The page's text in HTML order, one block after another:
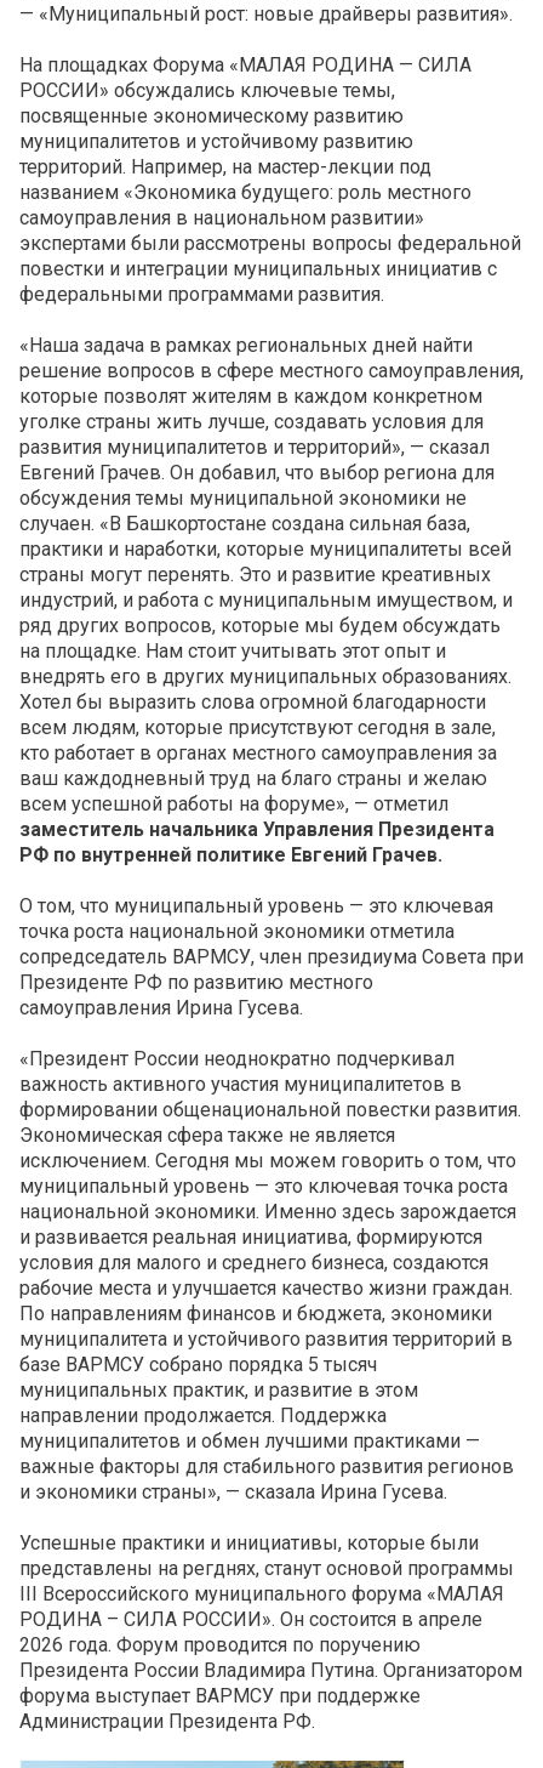
— «Муниципальный рост: новые драйверы развития».
На площадках Форума «МАЛАЯ РОДИНА — СИЛА
РОССИИ» обсуждались ключевые темы,
посвященные экономическому развитию
муниципалитетов и устойчивому развитию
территорий. Например, на мастер-лекции под
названием «Экономика будущего: роль местного
самоуправления в национальном развитии»
экспертами были рассмотрены вопросы федеральной
повестки и интеграции муниципальных инициатив с
федеральными программами развития.
«Наша задача в рамках региональных дней найти
решение вопросов в сфере местного самоуправления,
которые позволят жителям в каждом конкретном
уголке страны жить лучше, создавать условия для
развития муниципалитетов и территорий», — сказал
Евгений Грачев. Он добавил, что выбор региона для
обсуждения темы муниципальной экономики не
случаен. «В Башкортостане создана сильная база,
практики и наработки, которые муниципалитеты всей
страны могут перенять. Это и развитие креативных
индустрий, и работа с муниципальным имуществом, и
ряд других вопросов, которые мы будем обсуждать
на площадке. Нам стоит учитывать этот опыт и
внедрять его в других муниципальных образованиях.
Хотел бы выразить слова огромной благодарности
всем людям, которые присутствуют сегодня в зале,
кто работает в органах местного самоуправления за
ваш каждодневный труд на благо страны и желаю
всем успешной работы на форуме», — отметил
заместитель начальника Управления Президента
РФ по внутренней политике Евгений Грачев.
О том, что муниципальный уровень — это ключевая
точка роста национальной экономики отметила
сопредседатель ВАРМСУ, член президиума Совета при
Президенте РФ по развитию местного
самоуправления Ирина Гусева.
«Президент России неоднократно подчеркивал
важность активного участия муниципалитетов в
формировании общенациональной повестки развития.
Экономическая сфера также не является
исключением. Сегодня мы можем говорить о том, что
муниципальный уровень — это ключевая точка роста
национальной экономики. Именно здесь зарождается
и развивается реальная инициатива, формируются
условия для малого и среднего бизнеса, создаются
рабочие места и улучшается качество жизни граждан.
По направлениям финансов и бюджета, экономики
муниципалитета и устойчивого развития территорий в
базе ВАРМСУ собрано порядка 5 тысяч
муниципальных практик, и развитие в этом
направлении продолжается. Поддержка
муниципалитетов и обмен лучшими практиками —
важные факторы для стабильного развития регионов
и экономики страны», — сказала Ирина Гусева.
Успешные практики и инициативы, которые были
представлены на регднях, станут основой программы
III Всероссийского муниципального форума «МАЛАЯ
РОДИНА – СИЛА РОССИИ». Он состоится в апреле
2026 года. Форум проводится по поручению
Президента России Владимира Путина. Организатором
форума выступает ВАРМСУ при поддержке
Администрации Президента РФ.